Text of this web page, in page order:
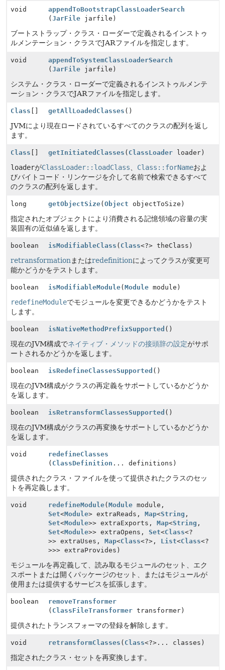
void
appendToBootstrapClassLoaderSearch
( JarFile jarfile)
ブートストラップ・クラス・ローダーで定義されるインストゥ
ルメンテーション・クラスでJARファイルを指定します。
void
appendToSystemClassLoaderSearch
( JarFile jarfile)
システム・クラス・ローダーで定義されるインストゥルメンテ
ーション・クラスでJARファイルを指定します。
Class getAllLoadedClasses ()
JVMにより現在ロードされているすべてのクラスの配列を返し
ます。
Class getInitiatedClasses ( ClassLoader loader)
loaderがClassLoader::loadClass Class::forNameおよ
びバイトコード・リンケージを介して名前で検索できるすべて
のクラスの配列を返します。
long getObjectSize( Object objectToSize)
指定されたオブジェクトにより消費される記憶領域の容量の実
装固有の近似値を返します。
boolean isModifiableClass ( Class<?> theClass)
retransformation またはredefinitionによってクラスが変更可
能かどうかをテストします。
boolean isModifiableModule( Module module)
redefineModuleでモジュールを変更できるかどうかをテスト
します。
boolean isNativeMethodPrefixSupported ()
現在のJVM構成でネイティブ・メソッドの接頭辞の設定がサポ
ートされるかどうかを返します。
boolean isRedefineClassesSupported ()
現在のJVM構成がクラスの再定義をサポートしているかどうか
を返します。
boolean isRetransformClassesSupported ()
現在のJVM構成がクラスの再変換をサポートしているかどうか
を返します。
void
redefineClasses
( ClassDefinition ... definitions)
提供されたクラス・ファイルを使って提供されたクラスのセッ
トを再定義します。
void redefineModule( Module module,
Set<Module> extraReads, Map<String ,
Set<Module>> extraExports, Map<String ,
Set<Module>> extraOpens, Set<Class<?
>> extraUses, Map<Class<?>, List<Class<?
>>> extraProvides)
モジュールを再定義して、読み取るモジュールのセット、エク
スポートまたは開くパッケージのセット、またはモジュールが
使用または提供するサービスを拡張します。
boolean
removeTransformer
( ClassFileTransformer transformer)
提供されたトランスフォーマの登録を解除します。
void retransformClasses ( Class<?>... classes)
指定されたクラス・セットを再変換します。